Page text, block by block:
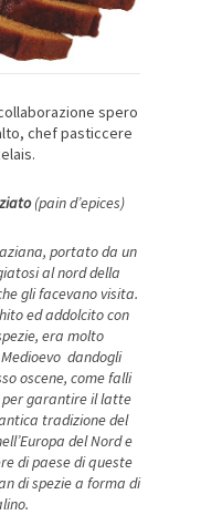
spero
chef pasticcere
(pain d’epices)
portato da un
al nord della
gli facevano visita.
ed addolcito con
era molto
dandogli
oscene, come falli
per garantire il latte
tradizione del
del Nord e
di paese di queste
di spezie a forma di